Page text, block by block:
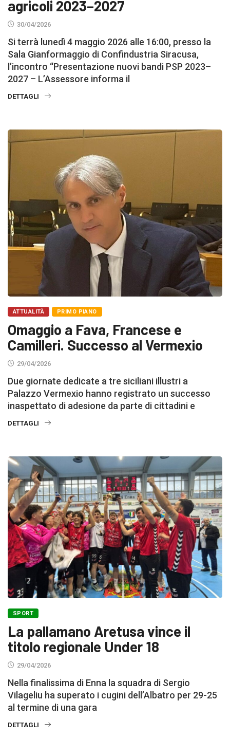
agricoli 2023–2027
30/04/2026
Si terrà lunedì 4 maggio 2026 alle 16:00, presso la
Sala Gianformaggio di Confindustria Siracusa,
l’incontro “Presentazione nuovi bandi PSP 2023–
2027 – L’Assessore informa il
DETTAGLI
ATTUALITÀ PRIMO PIANO
Omaggio a Fava, Francese e
Camilleri. Successo al Vermexio
29/04/2026
Due giornate dedicate a tre siciliani illustri a
Palazzo Vermexio hanno registrato un successo
inaspettato di adesione da parte di cittadini e
DETTAGLI
SPORT
La pallamano Aretusa vince il
titolo regionale Under 18
29/04/2026
Nella finalissima di Enna la squadra di Sergio
Vilageliu ha superato i cugini dell’Albatro per 29-25
al termine di una gara
DETTAGLI